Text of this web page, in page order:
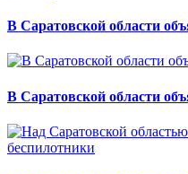
В Саратовской области
В Саратовской области